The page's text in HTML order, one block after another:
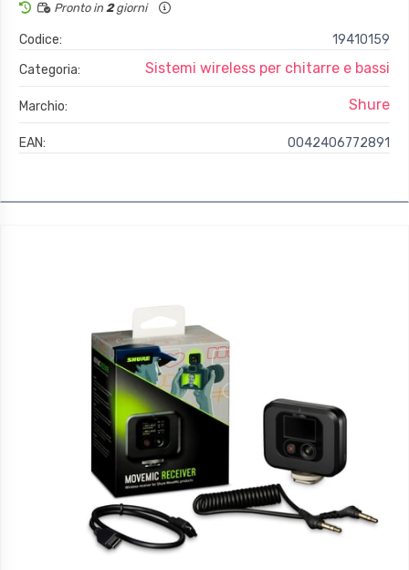
Pronto in 2giorni
Codice:
19410159
Categoria:
Sistemi wireless per chitarre e bassi
Marchio: Shure
EAN: 0042406772891